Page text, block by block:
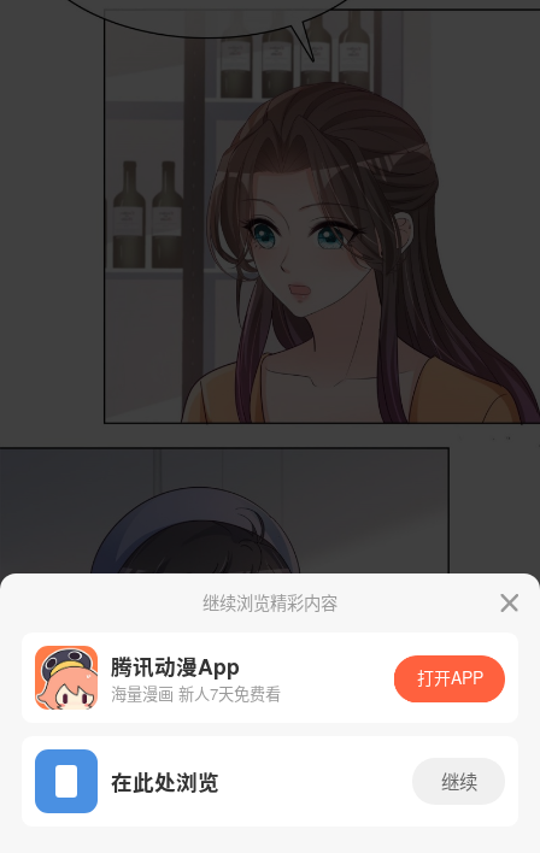
App免费看
继续浏览精彩内容
腾讯动漫App
海量漫画 新人7天免费看
打开APP
在此处浏览 继续